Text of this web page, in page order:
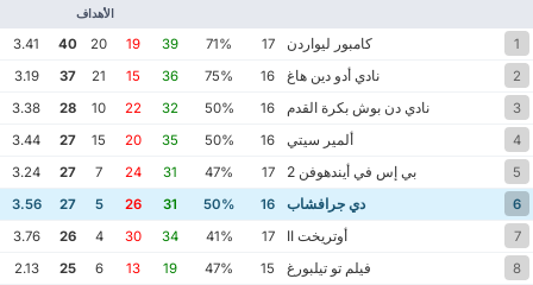
الأهداف
1 كامبور ليواردن 17
71%
39
19
20
40
3.41
2
نادي أدو دين هاغ 16
75%
36
15
21
37
3.19
3
نادي دن بوش بكرة القدم 16
50%
32
22
10
28
3.38
4
ألمير سيتي 16
50%
35
20
15
27
3.44
5
بي إس في أيندهوفن 2 17
47%
31
24
7
27
3.24
6
دي جرافشاب 16
50%
31
26
5
27
3.56
7
أوتريخت II 17
41%
34
30
4
26
3.76
8
فيلم تو تيلبورغ 15
47%
19
13
6
25
2.13